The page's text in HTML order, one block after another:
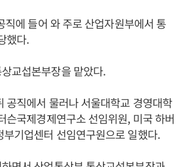
직에 들어 와 주로 산업자원부에서 통
했다.
교섭본부장을 맡았다.
공직에서 물러나 서울대학교 경영대학
슨국제경제연구소 선임위원, 미국 하버
부기업센터 선임연구원으로 일했다.